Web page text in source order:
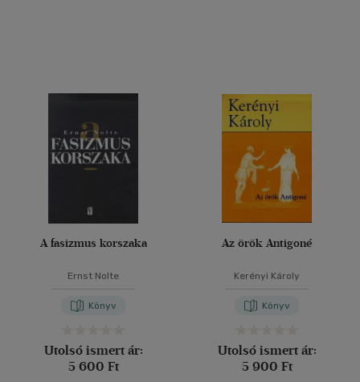
A fasizmus korszaka
Ernst Nolte
Könyv
Utolsó ismert ár:
5 600 Ft
Az örök Antigoné
Kerényi Károly
Könyv
Utolsó ismert ár:
5 900 Ft